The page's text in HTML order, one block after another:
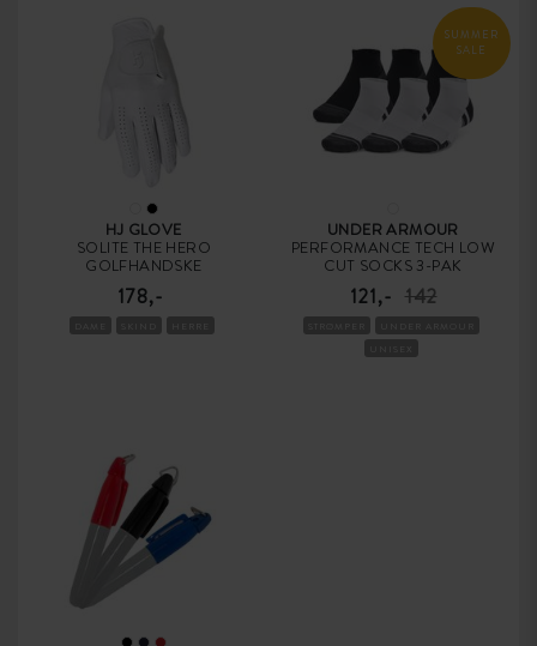
HJ GLOVE
SOLITE THE HERO
GOLFHANDSKE
178,-
SUMMER
SALE
UNDER ARMOUR
PERFORMANCE TECH LOW
CUT SOCKS 3-PAK
121,- 142